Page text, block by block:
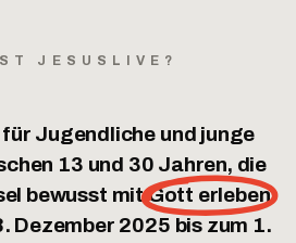
JESUSLIVE?
Jugendliche und junge
13 und 30 Jahren, die
bewusst mitGott erleben
Dezember 2025 bis zum 1.